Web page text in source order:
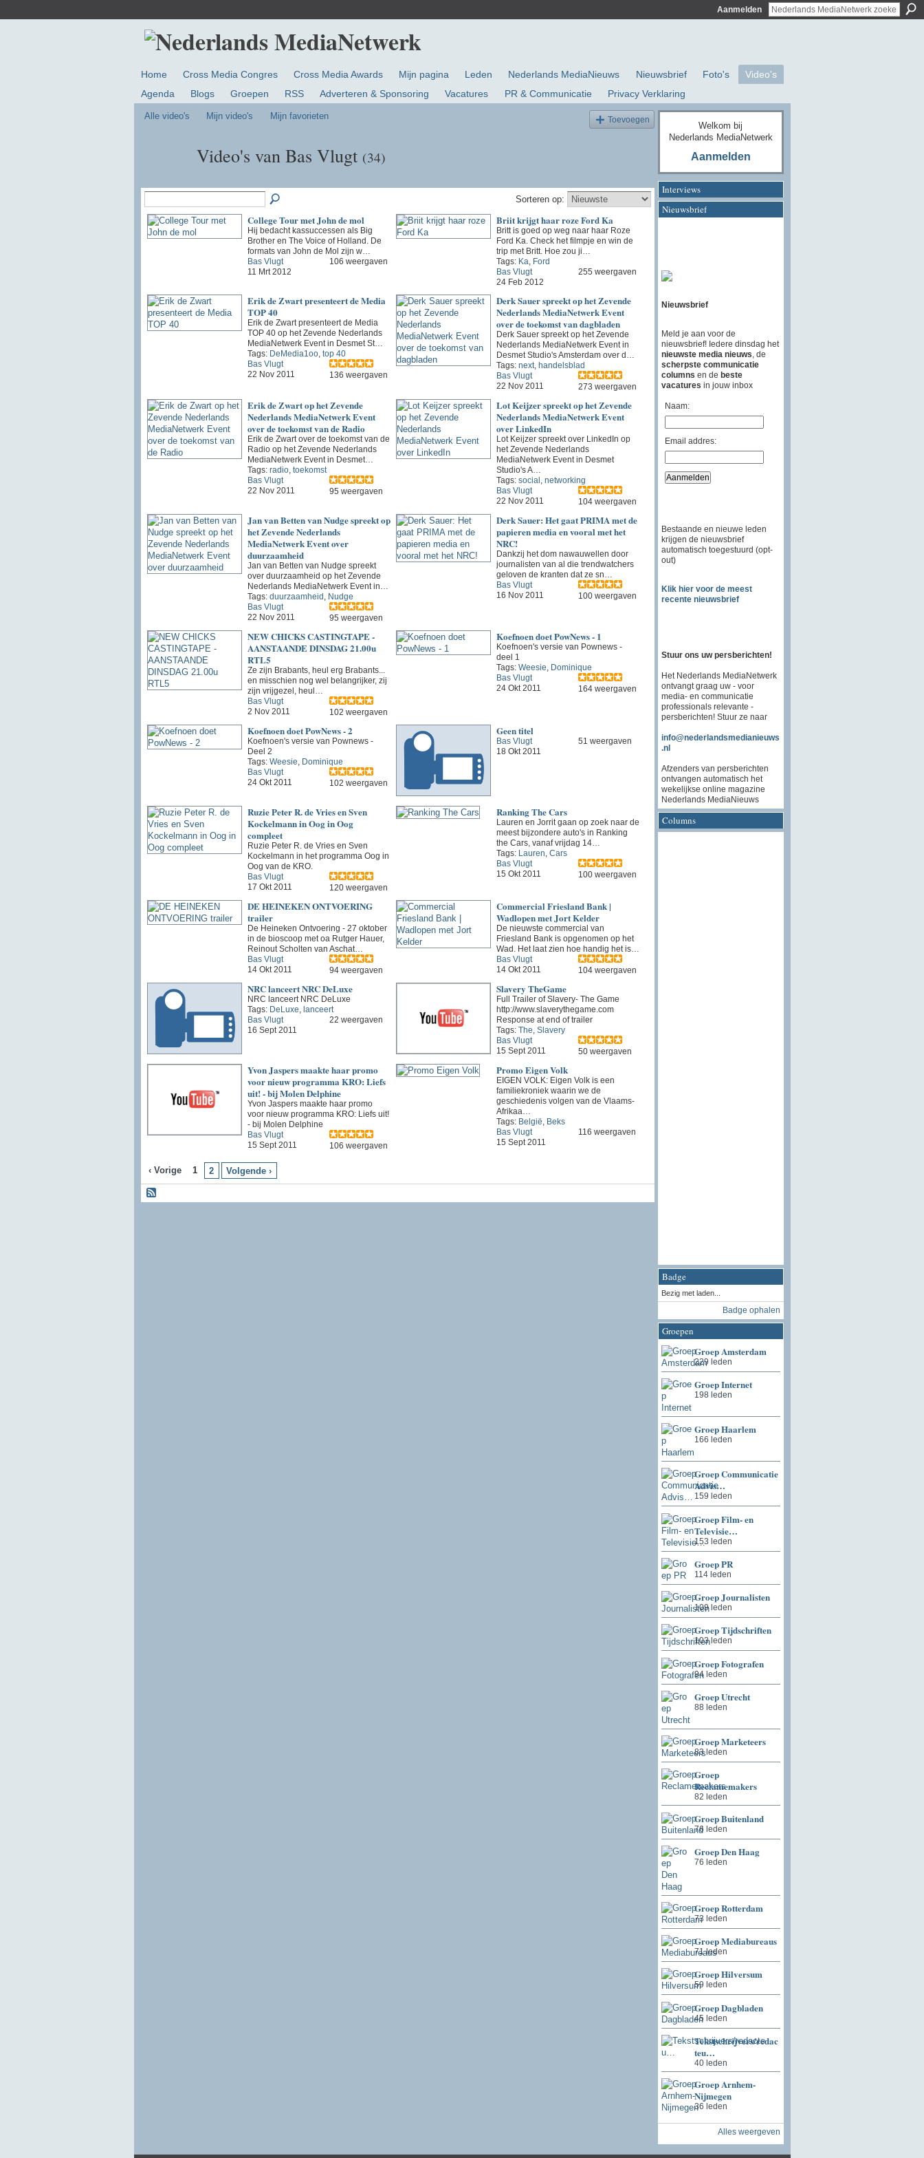
Aanmelden
Home Cross Media Congres Cross Media Awards Mijn pagina Leden Nederlands MediaNieuws Nieuwsbrief Foto's
Video's
Agenda
Blogs Groepen RSS Adverteren & Sponsoring Vacatures PR & Communicatie Privacy Verklaring
Alle video's Mijn video's Mijn favorieten Toevoegen
Video's van Bas Vlugt (34)
Sorteren op:
College Tour met John de mol
Hij bedacht kassuccessen als Big
Brother en The Voice of Holland. De
formats van John de Mol zijn w…
Bas Vlugt
11 Mrt 2012
106 weergaven
Briit krijgt haar roze Ford Ka
Britt is goed op weg naar haar Roze
Ford Ka. Check het filmpje en win de
trip met Britt. Hoe zou ji…
Tags: Ka Ford
Bas Vlugt
24 Feb 2012
255 weergaven
Erik de Zwart presenteert de Media
TOP 40
Erik de Zwart presenteert de Media
TOP 40 op het Zevende Nederlands
MediaNetwerk Event in Desmet St…
Tags: DeMedia1oo, top 40
Bas Vlugt
22 Nov 2011
136 weergaven
Derk Sauer spreekt op het Zevende
Nederlands MediaNetwerk Event
over de toekomst van dagbladen
Derk Sauer spreekt op het Zevende
Nederlands MediaNetwerk Event in
Desmet Studio's Amsterdam over d…
Tags: next, handelsblad
Bas Vlugt
22 Nov 2011
273 weergaven
Erik de Zwart op het Zevende
Nederlands MediaNetwerk Event
over de toekomst van de Radio
Erik de Zwart over de toekomst van de
Radio op het Zevende Nederlands
MediaNetwerk Event in Desmet…
Tags: radio, toekomst
Bas Vlugt
22 Nov 2011
95 weergaven
Lot Keijzer spreekt op het Zevende
Nederlands MediaNetwerk Event
over LinkedIn
Lot Keijzer spreekt over LinkedIn op
het Zevende Nederlands
MediaNetwerk Event in Desmet
Studio's A…
Tags: social networking
Bas Vlugt
22 Nov 2011
104 weergaven
Jan van Betten van Nudge spreekt op
het Zevende Nederlands
MediaNetwerk Event over
duurzaamheid
Jan van Betten van Nudge spreekt
over duurzaamheid op het Zevende
Nederlands MediaNetwerk Event in…
Tags: duurzaamheid Nudge
Bas Vlugt
22 Nov 2011
95 weergaven
Derk Sauer: Het gaat PRIMA met de
papieren media en vooral met het
NRC!
Dankzij het dom nawauwellen door
journalisten van al die trendwatchers
geloven de kranten dat ze sn…
Bas Vlugt
16 Nov 2011
100 weergaven
NEW CHICKS CASTINGTAPE -
AANSTAANDE DINSDAG 21.00u
RTL5
Ze zijn Brabants, heul erg Brabants...
en misschien nog wel belangrijker, zij
zijn vrijgezel, heul…
Bas Vlugt
2 Nov 2011
102 weergaven
Koefnoen doet PowNews - 1
Koefnoen's versie van Pownews -
deel 1
Tags: Weesie Dominique
Bas Vlugt
24 Okt 2011
164 weergaven
Koefnoen doet PowNews - 2
Koefnoen's versie van Pownews -
Deel 2
Tags: Weesie Dominique
Bas Vlugt
24 Okt 2011
102 weergaven
Geen titel
Bas Vlugt
18 Okt 2011
51 weergaven
Ruzie Peter R. de Vries en Sven
Kockelmann in Oog in Oog
compleet
Ruzie Peter R. de Vries en Sven
Kockelmann in het programma Oog in
Oog van de KRO.
Bas Vlugt
17 Okt 2011
120 weergaven
Ranking The Cars
Lauren en Jorrit gaan op zoek naar de
meest bijzondere auto's in Ranking
the Cars, vanaf vrijdag 14…
Tags: Lauren Cars
Bas Vlugt
15 Okt 2011
100 weergaven
DE HEINEKEN ONTVOERING
trailer
De Heineken Ontvoering - 27 oktober
in de bioscoop met oa Rutger Hauer,
Reinout Scholten van Aschat…
Bas Vlugt
14 Okt 2011
94 weergaven
Commercial Friesland Bank |
Wadlopen met Jort Kelder
De nieuwste commercial van
Friesland Bank is opgenomen op het
Wad. Het laat zien hoe handig het is…
Bas Vlugt
14 Okt 2011
104 weergaven
NRC lanceert NRC DeLuxe
NRC lanceert NRC DeLuxe
Tags: DeLuxe lanceert
Bas Vlugt
16 Sept 2011
22 weergaven
Slavery TheGame
Full Trailer of Slavery- The Game
http://www.slaverythegame.com
Response at end of trailer
Tags: The Slavery
Bas Vlugt
15 Sept 2011
50 weergaven
Yvon Jaspers maakte haar promo
voor nieuw programma KRO: Liefs
uit! - bij Molen Delphine
Yvon Jaspers maakte haar promo
voor nieuw programma KRO: Liefs uit!
- bij Molen Delphine
Bas Vlugt
15 Sept 2011
106 weergaven
Promo Eigen Volk
EIGEN VOLK: Eigen Volk is een
familiekroniek waarin we de
geschiedenis volgen van de Vlaams-
Afrikaa…
Tags: België Beks
Bas Vlugt
15 Sept 2011
116 weergaven
‹ Vorige 1 2 Volgende ›
Welkom bij
Nederlands MediaNetwerk
Aanmelden
Interviews
Nieuwsbrief
Nieuwsbrief
Meld je aan voor de
nieuwsbrief! Iedere dinsdag het
nieuwste media nieuws , de
scherpste communicatie
columns en de beste
vacatures in jouw inbox
Naam:
Email addres:
Bestaande en nieuwe leden
krijgen de nieuwsbrief
automatisch toegestuurd (opt-
out)
Klik hier voor de meest
recente nieuwsbrief
Stuur ons uw persberichten!
Het Nederlands MediaNetwerk
ontvangt graag uw - voor
media- en communicatie
professionals relevante -
persberichten! Stuur ze naar
info@nederlandsmedianieuws
.nl
Afzenders van persberichten
ontvangen automatisch het
wekelijkse online magazine
Nederlands MediaNieuws
Columns
Badge
Bezig met laden...
Badge ophalen
Groepen
Groep Amsterdam
229 leden
Groep Internet
198 leden
Groep Haarlem
166 leden
Groep Communicatie
Advis…
159 leden
Groep Film- en
Televisie…
153 leden
Groep PR
114 leden
Groep Journalisten
109 leden
Groep Tijdschriften
103 leden
Groep Fotografen
94 leden
Groep Utrecht
88 leden
Groep Marketeers
83 leden
Groep
Reclamemakers
82 leden
Groep Buitenland
76 leden
Groep Den Haag
76 leden
Groep Rotterdam
73 leden
Groep Mediabureaus
71 leden
Groep Hilversum
59 leden
Groep Dagbladen
45 leden
Tekstschrijvers/redac
teu…
40 leden
Groep Arnhem-
Nijmegen
36 leden
Alles weergeven